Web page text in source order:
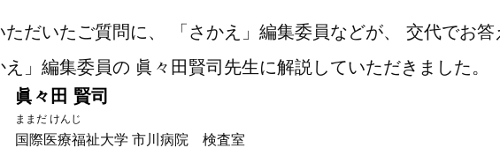
ただいたご質問に、 「さかえ」編集委員などが、 交代でお答
え」編集委員の 眞々田賢司先生に解説していただきました。
眞々田 賢司
ままだ けんじ
国際医療福祉大学 市川病院 検査室